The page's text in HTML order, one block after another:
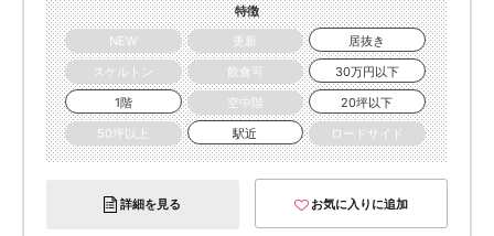
特徴
NEW
更新
居抜き
スケルトン
飲食可
30万円以下
1階
空中階
20坪以下
50坪以上
駅近 ロードサイド
詳細を見る お気に入りに追加